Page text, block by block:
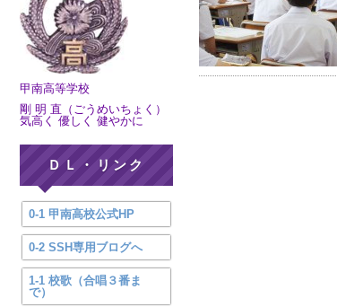
甲南高等学校
剛 明 直（ごうめいちょく）
気高く 優しく 健やかに
ＤＬ・リンク
0-1 甲南高校公式HP
0-2 SSH専用ブログへ
1-1 校歌（合唱３番ま
で）